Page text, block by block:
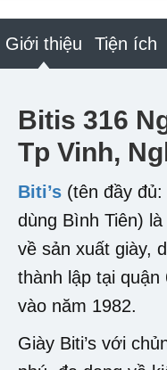
Giới thiệu Tiện ích
Bitis 316
Tp Vinh,
Biti’s (tên đầy
dùng Bình Tiên)
về sản xuất giày,
thành lập tại
vào năm 1982.
Giày Biti’s với